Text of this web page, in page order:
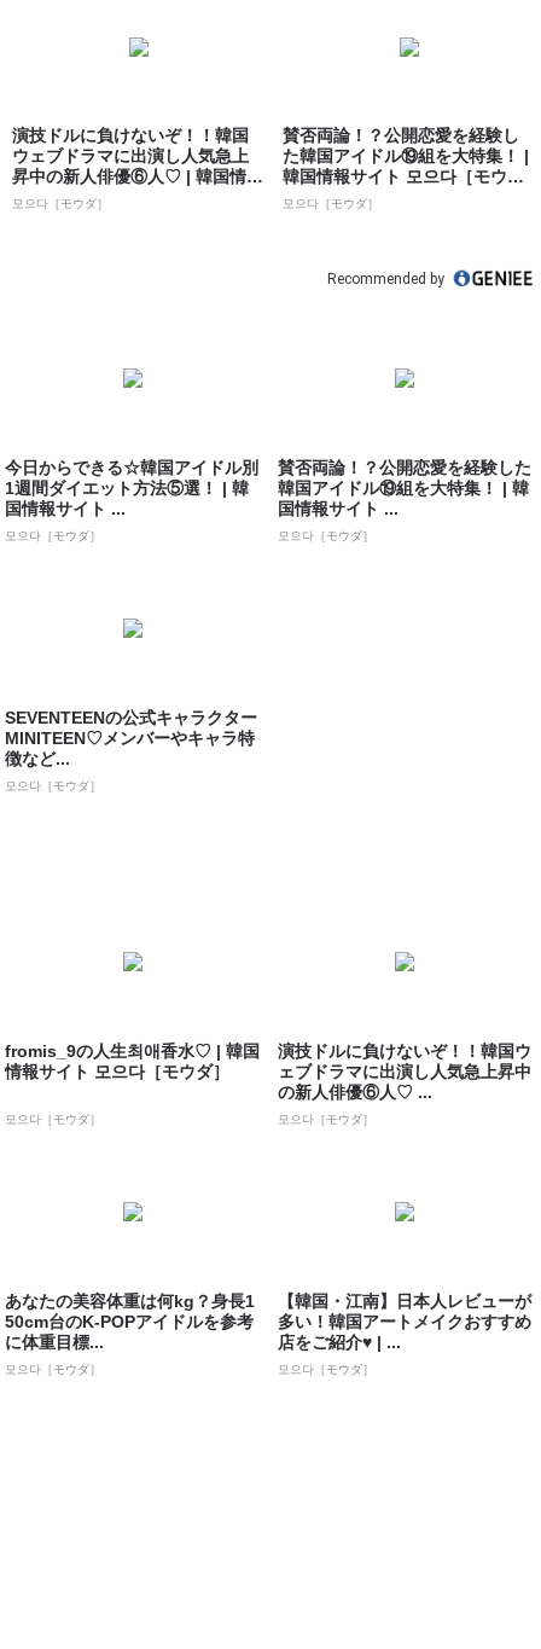
演技ドルに負けないぞ！！韓国
ウェブドラマに出演し人気急上
昇中の新人俳優⑥人♡ | 韓国情報
サイト ...
모으다［モウダ］
賛否両論！？公開恋愛を経験し
た韓国アイドル⑲組を大特集！ |
韓国情報サイト 모으다［モウ
ダ］
모으다［モウダ］
Recommended by
今日からできる☆韓国アイドル別
1週間ダイエット方法⑤選！ | 韓
国情報サイト ...
모으다［モウダ］
賛否両論！？公開恋愛を経験した
韓国アイドル⑲組を大特集！ | 韓
国情報サイト ...
모으다［モウダ］
SEVENTEENの公式キャラクター
MINITEEN♡メンバーやキャラ特
徴など...
모으다［モウダ］
fromis_9の人生최애香水♡ | 韓国
情報サイト 모으다［モウダ］
모으다［モウダ］
演技ドルに負けないぞ！！韓国ウ
ェブドラマに出演し人気急上昇中
の新人俳優⑥人♡ ...
모으다［モウダ］
あなたの美容体重は何kg？身長1
50cm台のK-POPアイドルを参考
に体重目標...
모으다［モウダ］
【韓国・江南】日本人レビューが
多い！韓国アートメイクおすすめ
店をご紹介♥ | ...
모으다［モウダ］